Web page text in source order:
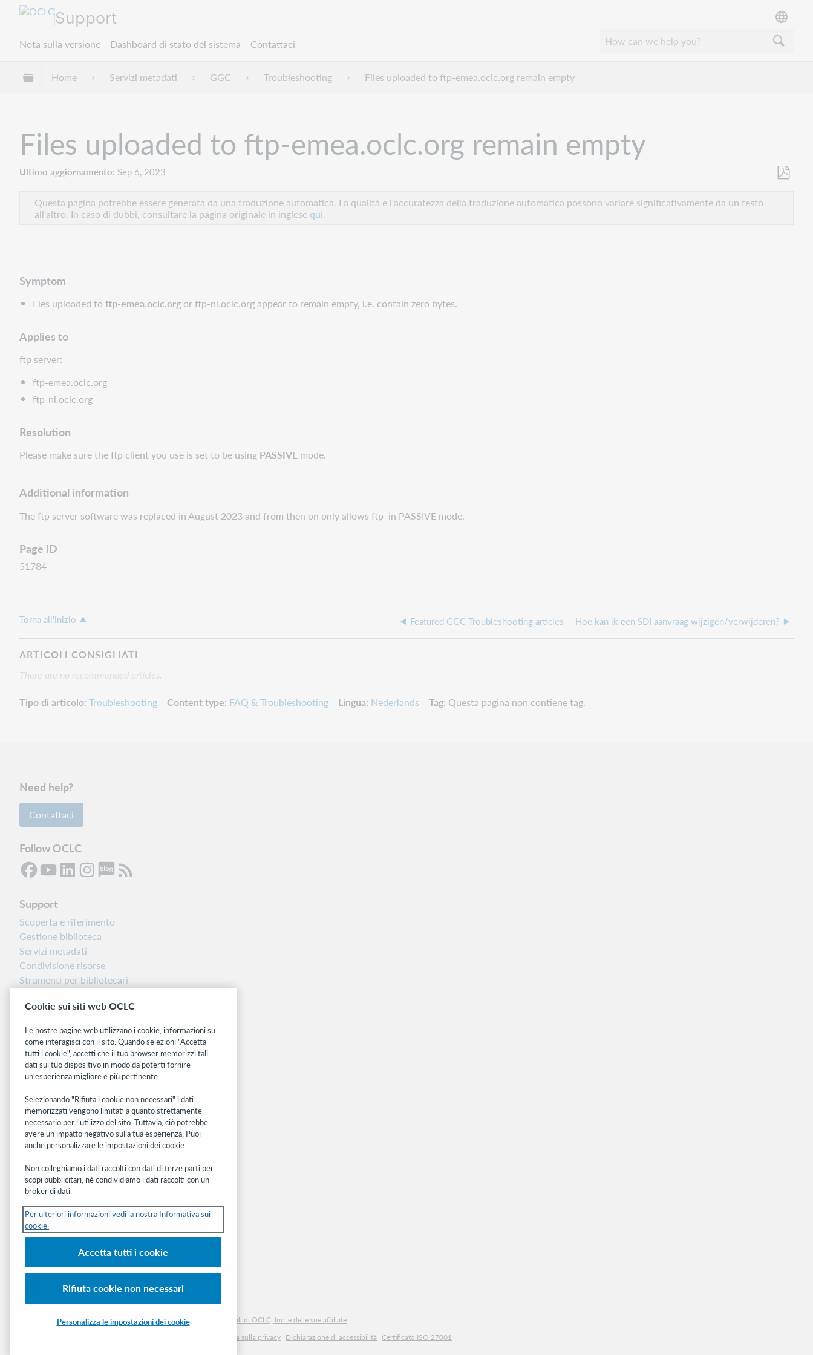
Support
Nota sulla versione Dashboard di stato del sistema Contattaci
Espandi/comprimi la gerarchia globale
Home Servizi metadati GGC Troubleshooting Files uploaded to ftp-emea.oclc.org remain empty
Files uploaded to ftp-emea.oclc.org remain empty
Ultimo aggiornamento Sep 6, 2023
Questa pagina potrebbe essere generata da una traduzione automatica. La qualità e l'accuratezza della traduzione automatica possono variare significativamente da un testo
all'altro. In caso di dubbi, consultare la pagina originale in inglese qui.
Symptom
Fles uploaded toftp-emea.oclc.org or ftp-nl.oclc.org appear to remain empty, i.e. contain zero bytes.
Applies to
ftp server:
ftp-emea.oclc.org
ftp-nl.oclc.org
Resolution
Please make sure the ftp client you use is set to be using PASSIVE mode.
Additional information
The ftp server software was replaced in August 2023 and from then on only allows ftp in PASSIVE mode.
Page ID
51784
Torna all'inizio Featured GGC Troubleshooting articles Hoe kan ik een SDI aanvraag wijzigen/verwijderen?
ARTICOLI CONSIGLIATI
There are no recommended articles.
Tipo di articolo Troubleshooting Content type FAQ & Troubleshooting Lingua Nederlands Tag Questa pagina non contiene tag.
Need help?
Contattaci
Follow OCLC
Support
Scoperta e riferimento
Gestione biblioteca
Servizi metadati
Condivisione risorse
Strumenti per bibliotecari
Dashboard di stato del sistema
Siti correlati
OCLC.org
BibFormats
Community
Ricerca
WebJunction
Rete sviluppatori
Ricevi gli ultimi aggiornamenti di prodotti,
ricerche, eventi e molto altro direttamente
nella tua casella di posta.
Subscribe now
© 2026 OCLC Marchi e/o marchi di servizio nazionali e internazionali di OCLC, Inc. e delle sue affiliate
Informativa sulla privacy Dichiarazione di accessibilità Certificato ISO 27001
Cookie sui siti web OCLC
Le nostre pagine web utilizzano i cookie, informazioni su
come interagisci con il sito. Quando selezioni "Accetta
tutti i cookie", accetti che il tuo browser memorizzi tali
dati sul tuo dispositivo in modo da poterti fornire
un'esperienza migliore e più pertinente.
Selezionando "Rifiuta i cookie non necessari" i dati
memorizzati vengono limitati a quanto strettamente
necessario per l'utilizzo del sito. Tuttavia, ciò potrebbe
avere un impatto negativo sulla tua esperienza. Puoi
anche personalizzare le impostazioni dei cookie.
Non colleghiamo i dati raccolti con dati di terze parti per
scopi pubblicitari, né condividiamo i dati raccolti con un
broker di dati.
Per ulteriori informazioni vedi la nostra Informativa sui
cookie.
Accetta tutti i cookie
Rifiuta cookie non necessari
Personalizza le impostazioni dei cookie